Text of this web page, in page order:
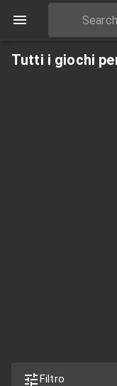
Tutti i giochi
Filtro